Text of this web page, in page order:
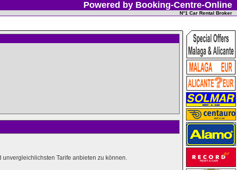
Powered by Booking-Centre-Online
N°1 Car Rental Broker
Tarife anbieten zu können.